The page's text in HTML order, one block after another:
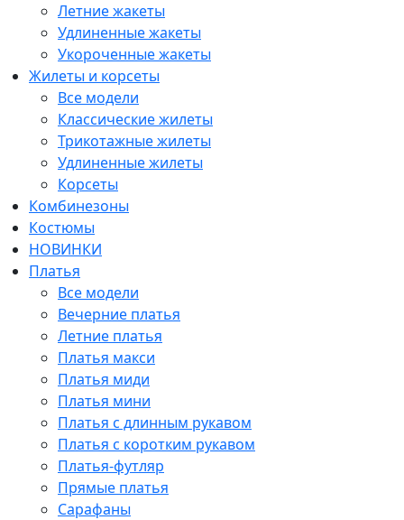
Летние жакеты
Удлиненные жакеты
Укороченные жакеты
Жилеты и корсеты
Все модели
Классические жилеты
Трикотажные жилеты
Удлиненные жилеты
Корсеты
Комбинезоны
Костюмы
НОВИНКИ
Платья
Все модели
Вечерние платья
Летние платья
Платья макси
Платья миди
Платья мини
Платья с длинным рукавом
Платья с коротким рукавом
Платья-футляр
Прямые платья
Сарафаны